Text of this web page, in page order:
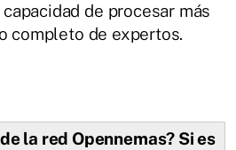
de procesar más
completo de expertos.
la red Opennemas? Si es